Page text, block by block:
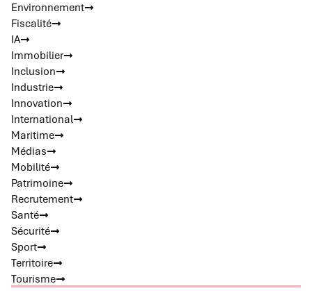
Environnement
Fiscalité
IA
Immobilier
Inclusion
Industrie
Innovation
International
Maritime
Médias
Mobilité
Patrimoine
Recrutement
Santé
Sécurité
Sport
Territoire
Tourisme